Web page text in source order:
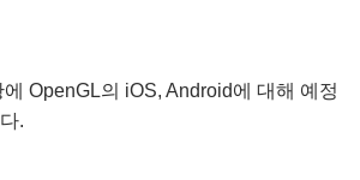
OpenGL의 iOS, Android에 대해 예정
.